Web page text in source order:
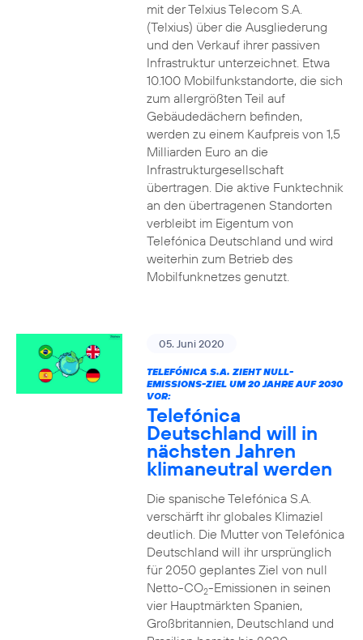
mit der Telxius Telecom S.A.
(Telxius) über die Ausgliederung
und den Verkauf ihrer passiven
Infrastruktur unterzeichnet. Etwa
10.100 Mobilfunkstandorte, die sich
zum allergrößten Teil auf
Gebäudedächern befinden,
werden zu einem Kaufpreis von 1,5
Milliarden Euro an die
Infrastrukturgesellschaft
übertragen. Die aktive Funktechnik
an den übertragenen Standorten
verbleibt im Eigentum von
Telefónica Deutschland und wird
weiterhin zum Betrieb des
Mobilfunknetzes genutzt.
05. Juni 2020
TELEFÓNICA S.A. ZIEHT NULL-
EMISSIONS-ZIEL UM 20 JAHRE AUF 2030
VOR:
Telefónica
Deutschland will in
nächsten Jahren
klimaneutral werden
Die spanische Telefónica S.A.
verschärft ihr globales Klimaziel
deutlich. Die Mutter von Telefónica
Deutschland will ihr ursprünglich
für 2050 geplantes Ziel von null
Netto-CO2-Emissionen in seinen
vier Hauptmärkten Spanien,
Großbritannien, Deutschland und